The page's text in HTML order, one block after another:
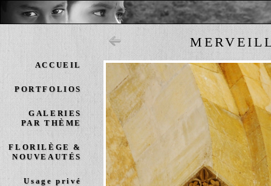
ACCUEIL
PORTFOLIOS
GALERIES
PAR THÈME
FLORILÈGE &
NOUVEAUTÉS
Usage privé